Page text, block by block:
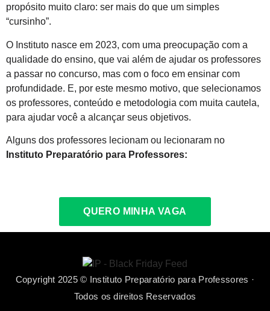
propósito muito claro: ser mais do que um simples
“cursinho”.
O Instituto nasce em 2023, com uma preocupação com a
qualidade do ensino, que vai além de ajudar os professores
a passar no concurso, mas com o foco em ensinar com
profundidade. E, por este mesmo motivo, que selecionamos
os professores, conteúdo e metodologia com muita cautela,
para ajudar você a alcançar seus objetivos.
Alguns dos professores lecionam ou lecionaram no
Instituto Preparatório para Professores:
QUERO MINHA VAGA
Copyright 2025 © Instituto Preparatório para Professores ·
Todos os direitos Reservados